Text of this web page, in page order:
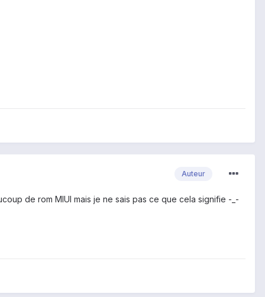
Auteur
de rom MIUI mais je ne sais pas ce que cela signifie -_-